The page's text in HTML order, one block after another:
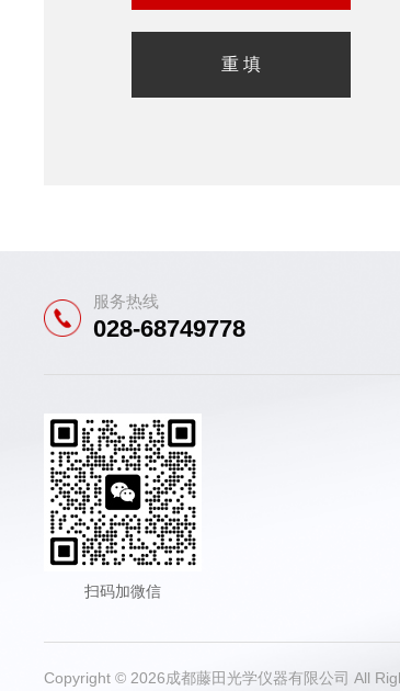
服务热线
028-68749778
扫码加微信
Copyright © 2026成都藤田光学仪器有限公司 All